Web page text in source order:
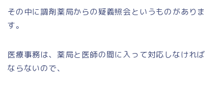
その中に調剤薬局からの疑義照会というものがありま
す。
医療事務は、薬局と医師の間に入って対応しなければ
ならないので、